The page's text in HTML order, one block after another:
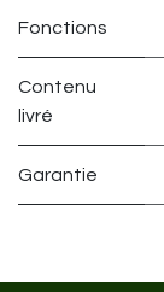
Fonctions
Contenu
livré
Garantie